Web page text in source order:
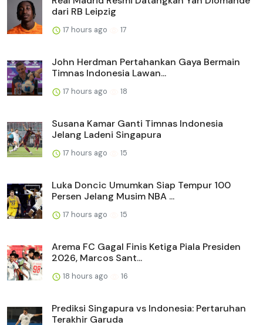
dari RB Leipzig
17 hours ago 17
John Herdman Pertahankan Gaya Bermain
Timnas Indonesia Lawan...
17 hours ago 18
Susana Kamar Ganti Timnas Indonesia
Jelang Ladeni Singapura
17 hours ago 15
Luka Doncic Umumkan Siap Tempur 100
Persen Jelang Musim NBA ...
17 hours ago 15
Arema FC Gagal Finis Ketiga Piala Presiden
2026, Marcos Sant...
18 hours ago 16
Prediksi Singapura vs Indonesia: Pertaruhan
Terakhir Garuda